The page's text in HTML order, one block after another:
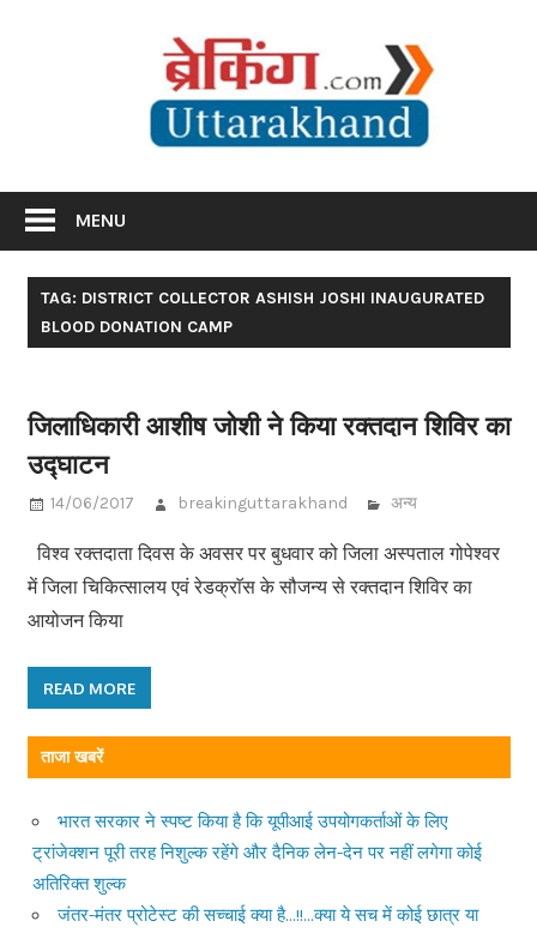
MENU
TAG: DISTRICT COLLECTOR ASHISH JOSHI INAUGURATED
BLOOD DONATION CAMP
जिलाधिकारी आशीष जोशी ने किया रक्तदान शिविर का
उद्घाटन
14/06/2017 breakinguttarakhand अन्य
विश्व रक्तदाता दिवस के अवसर पर बुधवार को जिला अस्पताल गोपेश्वर
में जिला चिकित्सालय एवं रेडक्राॅस के सौजन्य से रक्तदान शिविर का
आयोजन किया
READ MORE
ताजा खबरें
भारत सरकार ने स्पष्ट किया है कि यूपीआई उपयोगकर्ताओं के लिए
ट्रांजेक्शन पूरी तरह निशुल्क रहेंगे और दैनिक लेन-देन पर नहीं लगेगा कोई
अतिरिक्त शुल्क
जंतर-मंतर प्रोटेस्ट की सच्चाई क्या है…!!…क्या ये सच में कोई छात्र या